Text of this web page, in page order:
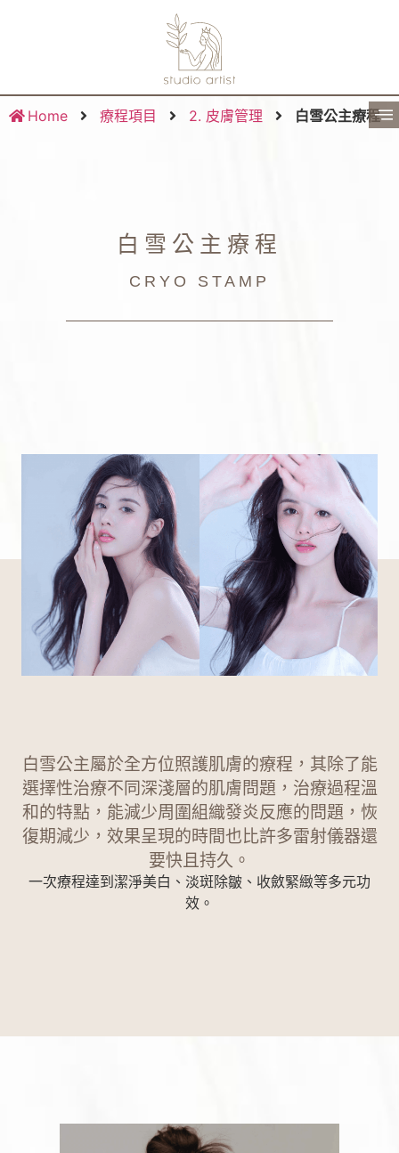
Home 療程項目 2. 皮膚管理 白雪公主療程
白雪公主療程
CRYO STAMP
白雪公主屬於全方位照護肌膚的療程，其除了能
選擇性治療不同深淺層的肌膚問題，治療過程溫
和的特點，能減少周圍組織發炎反應的問題，恢
復期減少，效果呈現的時間也比許多雷射儀器還
要快且持久。
一次療程達到潔淨美白、淡斑除皺、收斂緊緻等多元功
效。